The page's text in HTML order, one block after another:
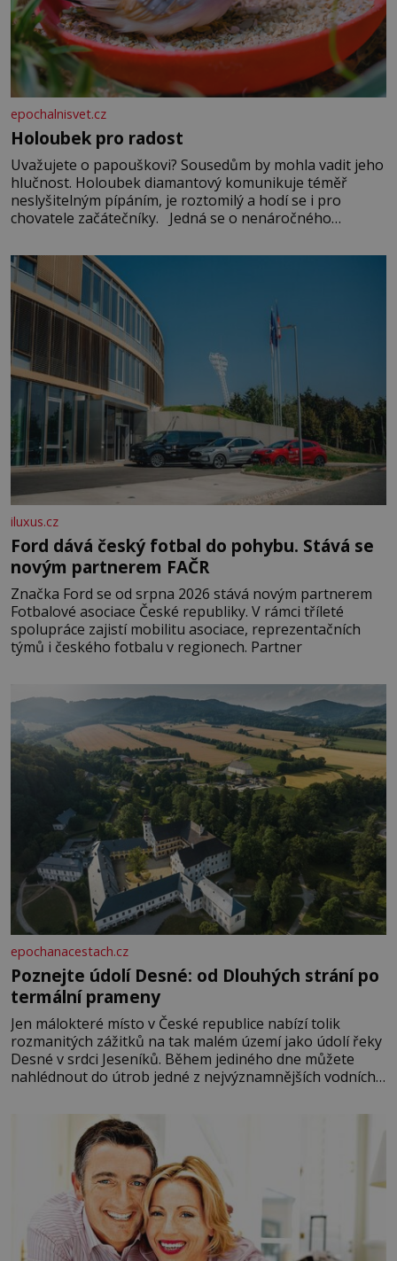
epochalnisvet.cz
Holoubek pro radost
Uvažujete o papouškovi? Sousedům by mohla vadit jeho
hlučnost. Holoubek diamantový komunikuje téměř
neslyšitelným pípáním, je roztomilý a hodí se i pro
chovatele začátečníky. Jedná se o nenáročného
času tráví na zemi, kde sbírá zbytky semínek Jeho
domovinou je prakticky celá Austrálie s výjimkou
pobřežní oblasti.
iluxus.cz
Ford dává český fotbal do pohybu. Stává se
novým partnerem FAČR
Značka Ford se od srpna 2026 stává novým partnerem
Fotbalové asociace České republiky. V rámci tříleté
spolupráce zajistí mobilitu asociace, reprezentačních
týmů i českého fotbalu v regionech. Partner
epochanacestach.cz
Poznejte údolí Desné: od Dlouhých strání po
termální prameny
Jen málokteré místo v České republice nabízí tolik
rozmanitých zážitků na tak malém území jako údolí řeky
Desné v srdci Jeseníků. Během jediného dne můžete
nahlédnout do útrob jedné z nejvýznamnějších vodních
se na koloběžce a den zakončit poznáváním památek ve
Velkých Losinách nebo v termálním